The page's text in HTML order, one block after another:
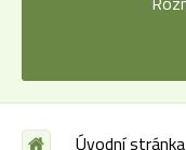
Úvodní stránka